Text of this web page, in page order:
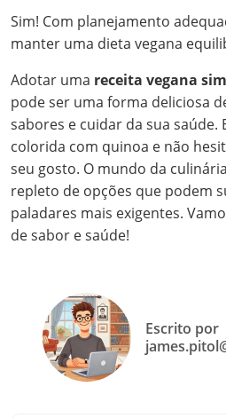
Sim! Com planejamento
manter uma dieta vegana
Adotar uma receita vegana
pode ser uma forma deliciosa
sabores e cuidar da sua saúde.
colorida com quinoa e não
seu gosto. O mundo da
repleto de opções que podem
paladares mais exigentes.
de sabor e saúde!
Escrito por